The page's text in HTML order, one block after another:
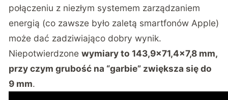
połączeniu z niezłym systemem zarządzaniem
energią (co zawsze było zaletą smartfonów Apple)
może dać zadziwiająco dobry wynik.
Niepotwierdzonewymiary to 143,9×71,4×7,8 mm,
przy czym grubość na “garbie” zwiększa się do
9 mm.